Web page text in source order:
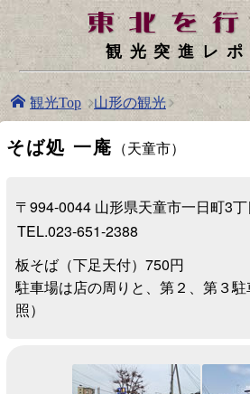
観光突進レ
観光Top 山形の観光
そば処 一庵 （天童市）
〒994-0044 山形県天童市一日町3
TEL.023-651-2388
板そば（下足天付）750円
駐車場は店の周りと、第２、第３
照）